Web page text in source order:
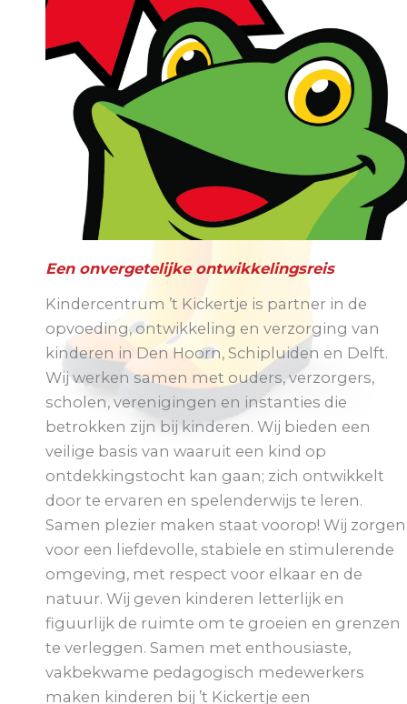
Een onvergetelijke ontwikkelingsreis
Kindercentrum ’t Kickertje is partner in de
opvoeding, ontwikkeling en verzorging van
kinderen in Den Hoorn, Schipluiden en Delft.
Wij werken samen met ouders, verzorgers,
scholen, verenigingen en instanties die
betrokken zijn bij kinderen. Wij bieden een
veilige basis van waaruit een kind op
ontdekkingstocht kan gaan; zich ontwikkelt
door te ervaren en spelenderwijs te leren.
Samen plezier maken staat voorop! Wij zorgen
voor een liefdevolle, stabiele en stimulerende
omgeving, met respect voor elkaar en de
natuur. Wij geven kinderen letterlijk en
figuurlijk de ruimte om te groeien en grenzen
te verleggen. Samen met enthousiaste,
vakbekwame pedagogisch medewerkers
maken kinderen bij ’t Kickertje een